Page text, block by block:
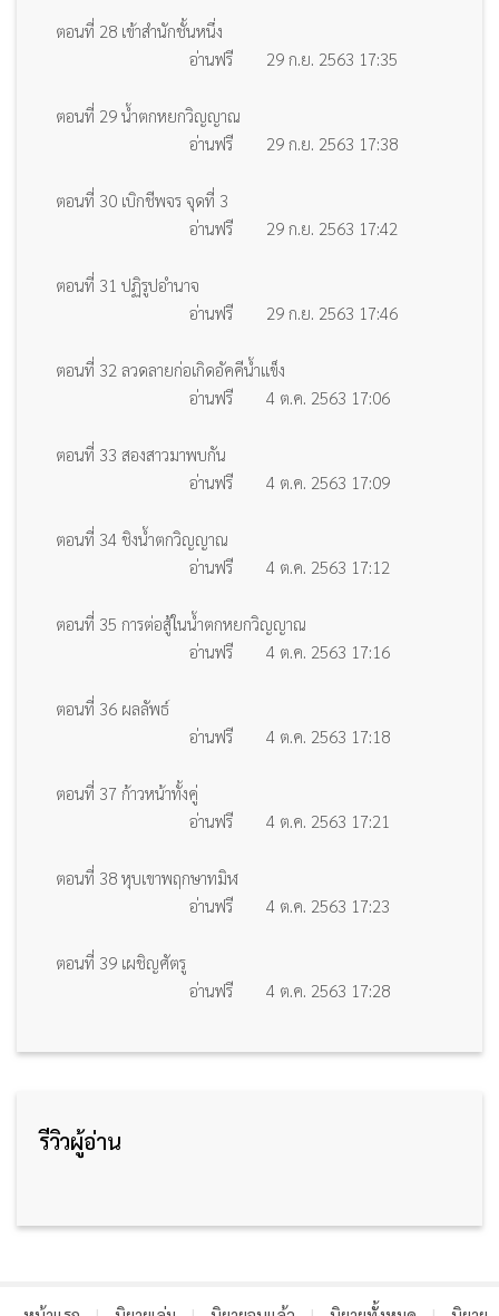
ตอนที่ 28 เข้าสำนักชั้นหนึ่ง
อ่านฟรี
29 ก.ย. 2563 17:35
ตอนที่ 29 น้ำตกหยกวิญญาณ
อ่านฟรี
29 ก.ย. 2563 17:38
ตอนที่ 30 เบิกชีพจร จุดที่ 3
อ่านฟรี
29 ก.ย. 2563 17:42
ตอนที่ 31 ปฏิรูปอำนาจ
อ่านฟรี
29 ก.ย. 2563 17:46
ตอนที่ 32 ลวดลายก่อเกิดอัคคีน้ำแข็ง
อ่านฟรี
4 ต.ค. 2563 17:06
ตอนที่ 33 สองสาวมาพบกัน
อ่านฟรี
4 ต.ค. 2563 17:09
ตอนที่ 34 ชิงน้ำตกวิญญาณ
อ่านฟรี
4 ต.ค. 2563 17:12
ตอนที่ 35 การต่อสู้ในน้ำตกหยกวิญญาณ
อ่านฟรี
4 ต.ค. 2563 17:16
ตอนที่ 36 ผลลัพธ์
อ่านฟรี
4 ต.ค. 2563 17:18
ตอนที่ 37 ก้าวหน้าทั้งคู่
อ่านฟรี
4 ต.ค. 2563 17:21
ตอนที่ 38 หุบเขาพฤกษาทมิฬ
อ่านฟรี
4 ต.ค. 2563 17:23
ตอนที่ 39 เผชิญศัตรู
อ่านฟรี
4 ต.ค. 2563 17:28
รีวิวผู้อ่าน